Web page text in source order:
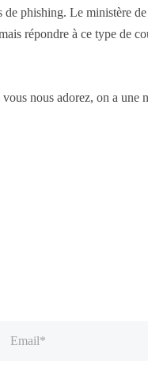
phishing. Le ministère
répondre à ce type de
nous adorez, on a une